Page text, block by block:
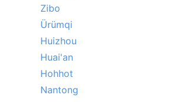
Zibo
Ürümqi
Huizhou
Huai'an
Hohhot
Nantong